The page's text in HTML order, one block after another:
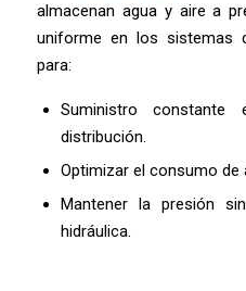
almacenan agua y aire a
uniforme en los sistemas
para:
Suministro
distribución.
Optimizar el consumo de
Mantener la presión
hidráulica.